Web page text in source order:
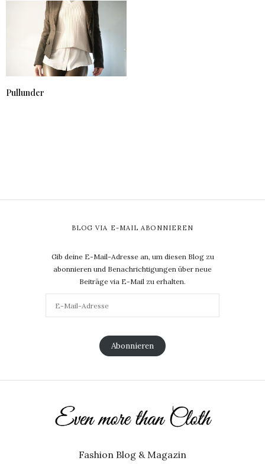
Pullunder
BLOG VIA E-MAIL ABONNIEREN
Gib deine E-Mail-Adresse an, um diesen Blog zu
abonnieren und Benachrichtigungen über neue
Beiträge via E-Mail zu erhalten.
Abonnieren
Fashion Blog & Magazin